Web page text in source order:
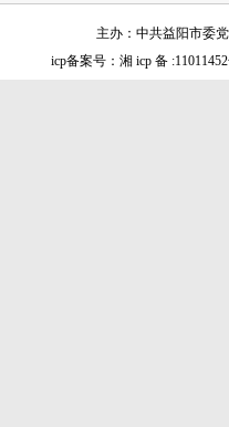
主办：中共益阳市委
icp备案号：湘 icp 备